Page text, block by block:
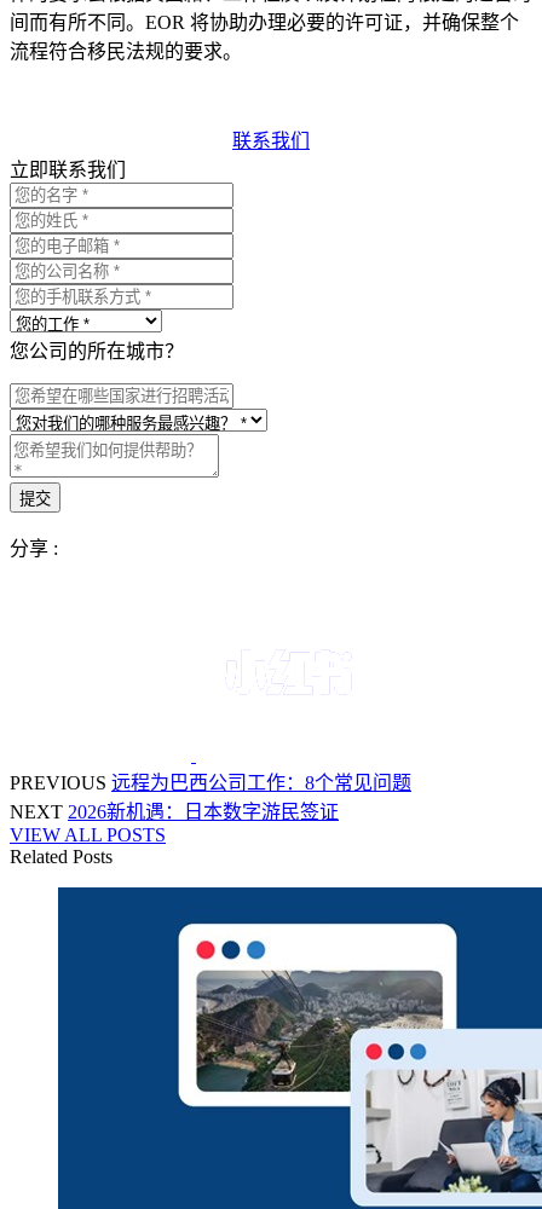
间而有所不同。EOR 将协助办理必要的许可证，并确保整个
流程符合移民法规的要求。
联系我们
立即联系我们
您公司的所在城市？
分享 :
PREVIOUS 远程为巴西公司工作：8个常见问题
NEXT 2026新机遇：日本数字游民签证
VIEW ALL POSTS
Related Posts